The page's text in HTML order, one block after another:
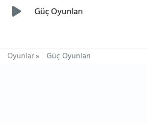
Güç Oyunları
Oyunlar» Güç Oyunları